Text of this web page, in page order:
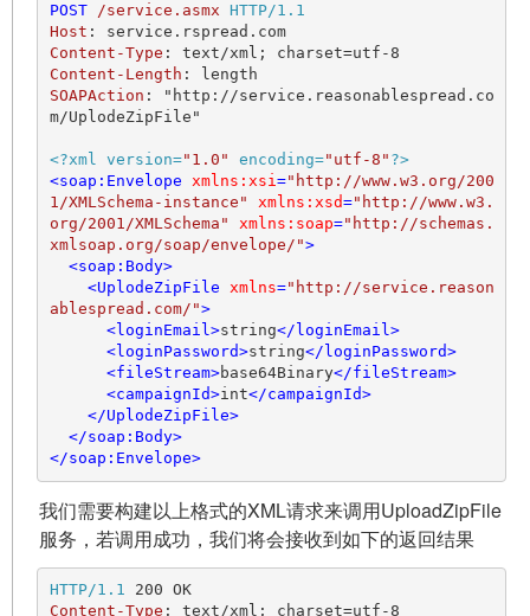
POST /service.asmx HTTP/1.1
Host :
service.rspread.com
Content-Type :
Content-Length :
SOAPAction :
"http://service.reasonablespread.co
m/UplodeZipFile"
<?xml version="1.0" encoding="utf-8" ?>
<soap:Envelope xmlns:xsi="http://www.w3.org/200
1/XMLSchema-instance"
xmlns:xsd="http://www.w3.
org/2001/XMLSchema"
xmlns:soap="http://schemas.
xmlsoap.org/soap/envelope/">
<soap:Body>
<UplodeZipFile xmlns="http://service.reason
ablespread.com/">
<loginEmail>string</ loginEmail>
<loginPassword>string</ loginPassword>
<fileStream>base64Binary</fileStream>
<campaignId>int</campaignId>
</UplodeZipFile>
</soap:Body>
</soap:Envelope>
我们需要构建以上格式的XML请求来调用UploadZipFile
服务，若调用成功，我们将会接收到如下的返回结果
HTTP/1.1 200
OK
Content-Type :